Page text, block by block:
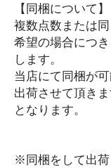
まとめ売り・セット
メンズファッション
アウター
ジャンパー
トラックジャケット
【同梱について】
複数点数または
希望の場合につ
します。
当店にて同梱が
出荷させて頂き
となります。
※同梱をして出